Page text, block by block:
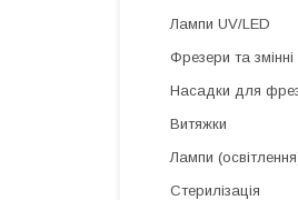
Лампи UV/LED
Фрезери та змінні
Насадки для
Витяжки
Лампи
Стерилізація